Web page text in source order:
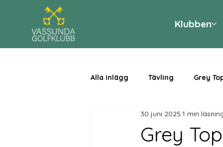
Klubben
Alla inlägg Tävling Grey
Grey
30 juni 2025 1 min